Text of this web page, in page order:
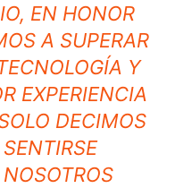
EN HONOR
A SUPERAR
Y
EXPERIENCIA
DECIMOS